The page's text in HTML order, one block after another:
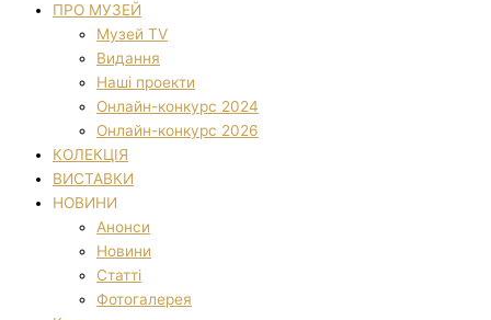
ПРО МУЗЕЙ
Музей TV
Видання
Наші проекти
Онлайн-конкурс 2024
Онлайн-конкурс 2026
КОЛЕКЦІЯ
ВИСТАВКИ
НОВИНИ
Анонси
Новини
Статті
Фотогалерея